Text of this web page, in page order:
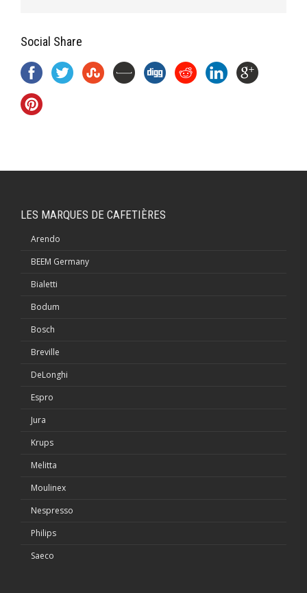
Social Share
LES MARQUES DE CAFETIÈRES
Arendo
BEEM Germany
Bialetti
Bodum
Bosch
Breville
DeLonghi
Espro
Jura
Krups
Melitta
Moulinex
Nespresso
Philips
Saeco